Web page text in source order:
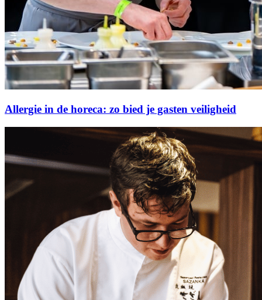
Allergie in de horeca: zo bied je gasten veiligheid